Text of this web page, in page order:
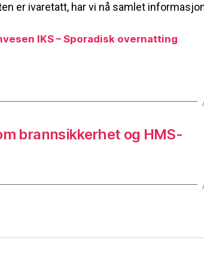
er ivaretatt, har vi nå samlet
IKS – Sporadisk overnatting
brannsikkerhet og HMS-